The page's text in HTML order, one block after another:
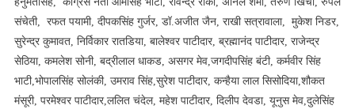
संचेती, रफत पयामी, दीपकसिंह गुर्जर, डॉ.अजीत जैन, राखी सत्रावाला, मुकेश निडर,
सुरेन्द्र कुमावत, निर्विकार रातडिया, बालेश्वर पाटीदार, ब्रह्मानंद पाटीदार, राजेन्द्र
सेठिया, कमलेश सोनी, बद्रीलाल धाकड, असगर मेव,जगदीपसिंह बंटी, कर्मवीर सिंह
भाटी,भोपालसिंह सोलंकी, उमराव सिंह,सुरेश पाटीदार, कन्हैया लाल सिसोदिया,शौकत
मंसूरी, परमेश्वर पाटीदार,ललित चंदेल, महेश पाटीदार, दिलीप देवडा, यूनुस मेव,दुलेसिंह